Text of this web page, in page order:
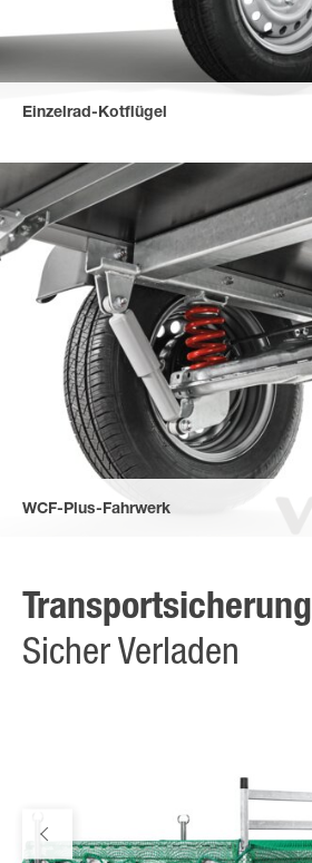
Einzelrad-Kotflügel
verhindern unschöne Beulenbildung.
WCF-Plus-Fahrwerk
Transportsicherung
Sicher Verladen